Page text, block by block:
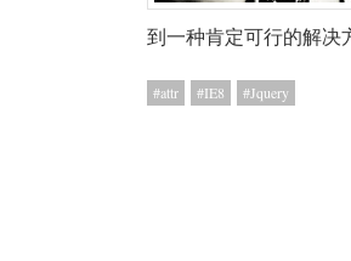
到一种肯定可行的解决
attr IE8 Jquery